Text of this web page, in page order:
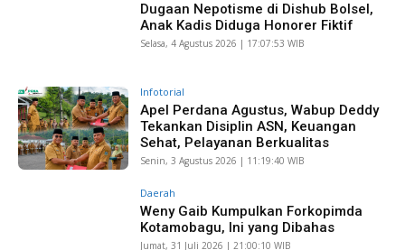
Dugaan Nepotisme di Dishub Bolsel,
Anak Kadis Diduga Honorer Fiktif
Selasa, 4 Agustus 2026 | 17:07:53 WIB
Infotorial
Apel Perdana Agustus, Wabup Deddy
Tekankan Disiplin ASN, Keuangan
Sehat, Pelayanan Berkualitas
Senin, 3 Agustus 2026 | 11:19:40 WIB
Daerah
Weny Gaib Kumpulkan Forkopimda
Kotamobagu, Ini yang Dibahas
Jumat, 31 Juli 2026 | 21:00:10 WIB